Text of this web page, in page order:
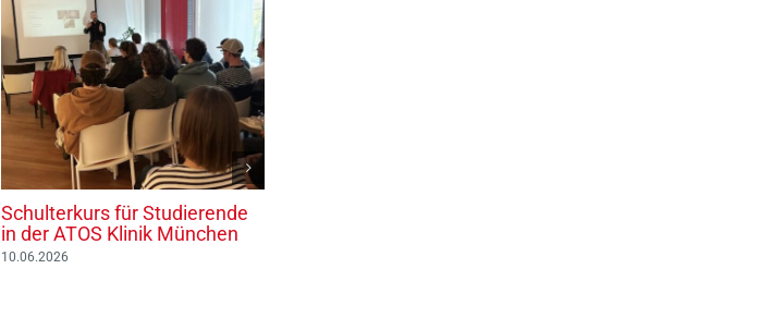
Schulterkurs für Studierende
in der ATOS Klinik München
10.06.2026